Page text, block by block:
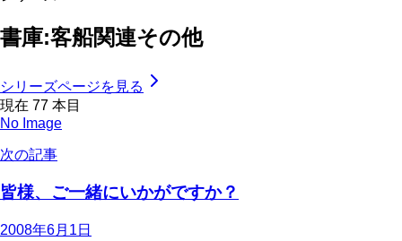
書庫:客船関連その他
シリーズページを見る
現在 77 本目
No Image
次の記事
皆様、ご一緒にいかがですか？
2008年6月1日